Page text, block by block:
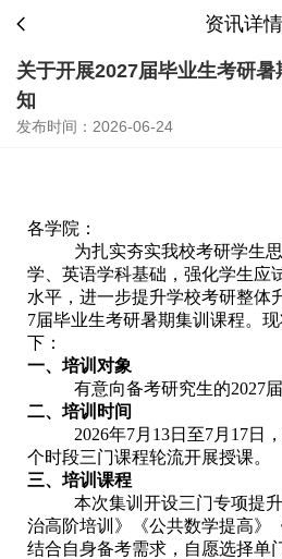
资讯详情
关于开展2027届毕业生考研
知
发布时间：2026-06-24
各学院：
为扎实夯实我校考研学生
学、英语学科基础，强化学生应
水平，进一步提升学校考研整体
7届毕业生考研暑期集训课程。
下：
一、培训对象
有意向备考研究生的2027届
二、培训时间
2026年7月13日至7月17日
个时段三门课程轮流开展授课。
三、培训课程
本次集训开设三门专项提
治高阶培训》《公共数学提高》
结合自身备考需求，自愿选择单